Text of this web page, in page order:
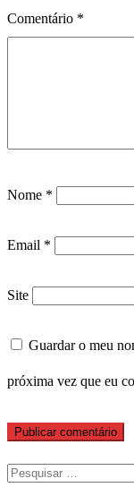
Comentário *
Nome *
Email *
Site
Guardar o meu
próxima vez que eu
Pesquisar
por: